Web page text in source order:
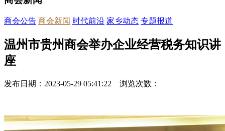
商会公告 商会新闻 时代前沿 家乡动态 专题报道
温州市贵州商会举办企业经营税务知识讲
座
发布日期：2023-05-29 05:41:22 浏览次数：